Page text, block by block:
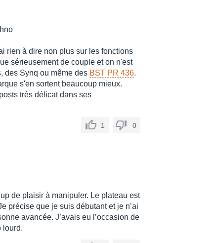
rien à dire non plus sur les fonctions
sérieusement de couple et on n'est
des Synq ou même des BST PR 436.
s'en sortent beaucoup mieux.
très délicat dans ses
1 0
de plaisir à manipuler. Le plateau est
précise que je suis débutant et je n’ai
avancée. J’avais eu l’occasion de
lourd.